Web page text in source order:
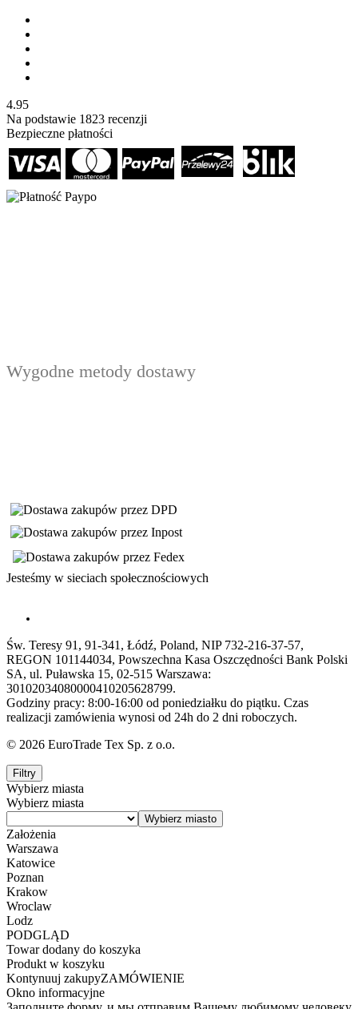
4.95
Na podstawie 1823 recenzji
Bezpieczne płatności
Wygodne metody dostawy
Jesteśmy w sieciach społecznościowych
Św. Teresy 91, 91-341, Łódź, Poland, NIP 732-216-37-57,
REGON 101144034, Powszechna Kasa Oszczędności Bank Polski
SA, ul. Puławska 15, 02-515 Warszawa:
30102034080000410205628799.
Godziny pracy: 8:00-16:00 od poniedziałku do piątku. Czas
realizacji zamówienia wynosi od 24h do 2 dni roboczych.
© 2026 EuroTrade Tex Sp. z o.o.
Filtry
Wybierz miasta
Wybierz miasta
Założenia
Warszawa
Katowice
Poznan
Krakow
Wroclaw
Lodz
PODGLĄD
Towar dodany do koszyka
Produkt w koszyku
Kontynuuj zakupyZAMÓWIENIE
Okno informacyjne